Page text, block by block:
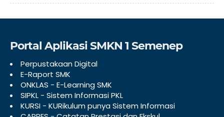
Portal Aplikasi SMKN 1 Semenep
Perpustakaan Digital
E-Raport SMK
ONKLAS - E-Learning SMK
SIPKL - Sistem Informasi PKL
KURSI - KURikulum punya Sistem Informasi